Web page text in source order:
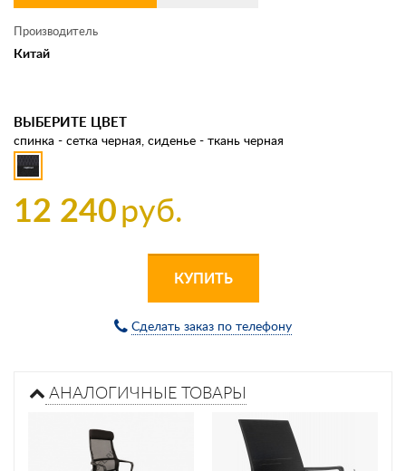
Производитель
Китай
ВЫБЕРИТЕ ЦВЕТ
спинка - сетка черная, сиденье - ткань черная
12 240руб.
КУПИТЬ
Сделать заказ по телефону
АНАЛОГИЧНЫЕ ТОВАРЫ